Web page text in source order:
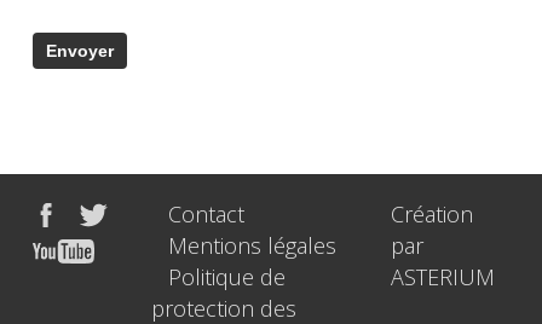
Contact
Mentions légales
Politique de
protection des
Création
par
ASTERIUM